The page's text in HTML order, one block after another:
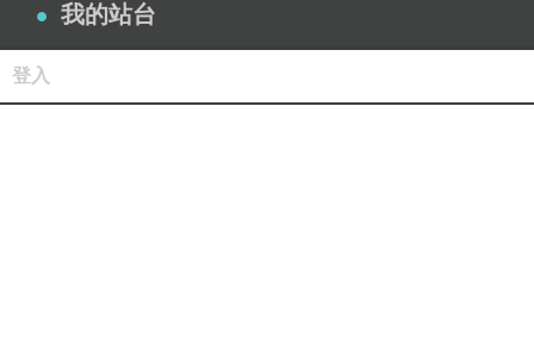
我的站台
登入